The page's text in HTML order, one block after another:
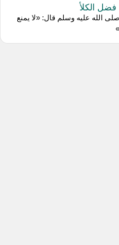
فضل الكلأ
الله عليه وسلم قال: «لا يمنع